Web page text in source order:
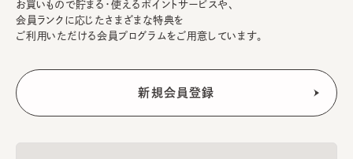
お買いもので貯まる・使えるポイントサービスや、
会員ランクに応じたさまざまな特典を
ご利用いただける会員プログラムをご用意しています。